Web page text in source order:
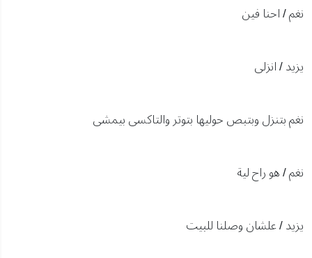
نغم / احنا فين
يزيد / انزلى
نغم بتنزل وبتبص حوليها بتوتر والتاكسى بيمشى
نغم / هو راح لية
يزيد / علشان وصلنا للبيت